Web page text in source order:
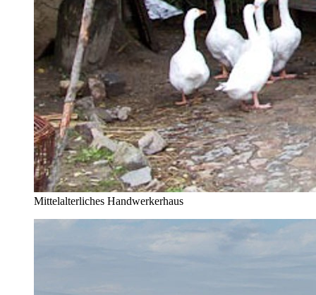
Mittelalterliches Handwerkerhaus